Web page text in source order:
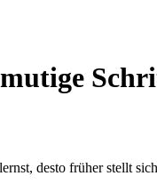
desto früher stellt